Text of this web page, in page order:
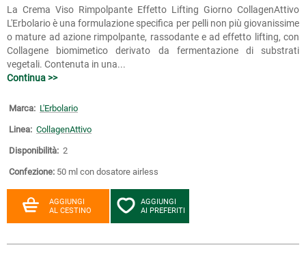
La Crema Viso Rimpolpante Effetto Lifting Giorno CollagenAttivo
L'Erbolario è una formulazione specifica per pelli non più giovanissime
o mature ad azione rimpolpante, rassodante e ad effetto lifting, con
Collagene biomimetico derivato da fermentazione di substrati
vegetali. Contenuta in una...
Continua >>
Marca: L'Erbolario
Linea: CollagenAttivo
Disponibilità: 2
Confezione: 50 ml con dosatore airless
AGGIUNGI
AL CESTINO
AGGIUNGI
AI PREFERITI